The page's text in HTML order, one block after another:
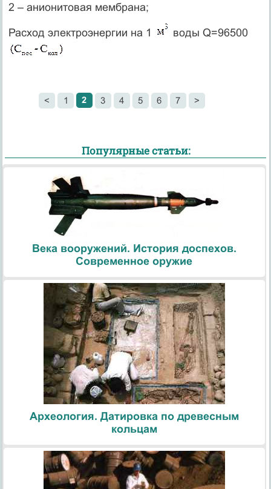
2 – анионитовая мембрана;
Расход электроэнергии на 1 воды Q=96500
< 1 2 3 4 5 6 7 >
Популярные статьи:
Века вооружений. История доспехов.
Современное оружие
Археология. Датировка по древесным
кольцам